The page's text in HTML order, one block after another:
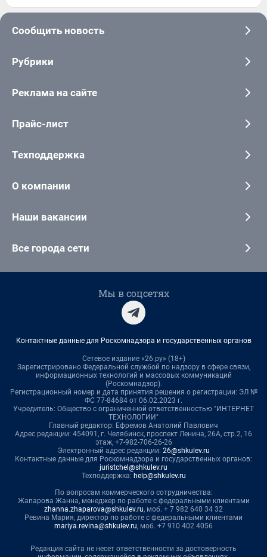
Сообщить новость
Рубрики
Реклама на сайте
Прайс-лист
Техподдержка
О компании
Наши вакансии
Все города сети
Мы в соцсетях
Контактные данные для Роскомнадзора и государственных органов
Сетевое издание «26.ру» (18+)
Зарегистрировано Федеральной службой по надзору в сфере связи,
информационных технологий и массовых коммуникаций
(Роскомнадзор).
Регистрационный номер и дата принятия решения о регистрации: ЭЛ №
ФС 77-84684 от 06.02.2023 г.
Учредитель: Общество с ограниченной ответственностью "ИНТЕРНЕТ
ТЕХНОЛОГИИ"
Главный редактор: Ефремов Анатолий Павлович
Адрес редакции: 454091, г. Челябинск, проспект Ленина, 26А, стр.2, 16
этаж, +7-982-706-26-26
Электронный адрес редакции: 26@shkulev.ru
Контактные данные для Роскомнадзора и государственных органов:
juristchel@shkulev.ru
Техподдержка: help@shkulev.ru
По вопросам коммерческого сотрудничества:
Жапарова Жанна, менеджер по работе с федеральными клиентами
zhanna.zhaparova@shkulev.ru, моб. + 7 982 640 34 32
Ревина Мария, директор по работе с федеральными клиентами
mariya.revina@shkulev.ru, моб. +7 910 402 4056
Редакция сайта не несет ответственности за достоверность